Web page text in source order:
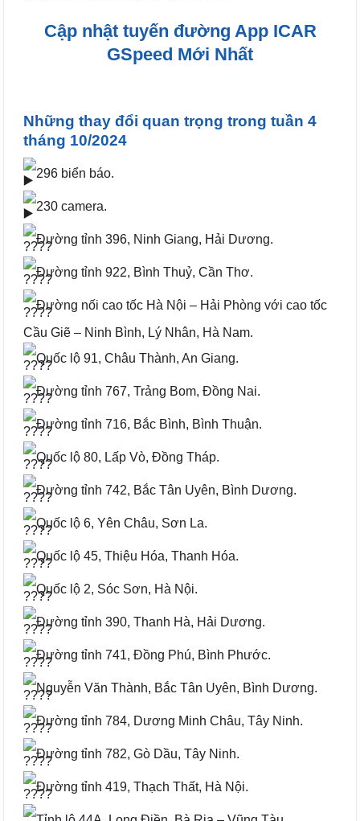
Cập nhật tuyến đường App ICAR
GSpeed Mới Nhất
Những thay đổi quan trọng trong tuần 4
tháng 10/2024
296 biển báo.
230 camera.
Đường tỉnh 396, Ninh Giang, Hải Dương.
Đường tỉnh 922, Bình Thuỷ, Cần Thơ.
Đường nối cao tốc Hà Nội – Hải Phòng với cao tốc
Cầu Giẽ – Ninh Bình, Lý Nhân, Hà Nam.
Quốc lộ 91, Châu Thành, An Giang.
Đường tỉnh 767, Trảng Bom, Đồng Nai.
Đường tỉnh 716, Bắc Bình, Bình Thuận.
Quốc lộ 80, Lấp Vò, Đồng Tháp.
Đường tỉnh 742, Bắc Tân Uyên, Bình Dương.
Quốc lộ 6, Yên Châu, Sơn La.
Quốc lộ 45, Thiệu Hóa, Thanh Hóa.
Quốc lộ 2, Sóc Sơn, Hà Nội.
Đường tỉnh 390, Thanh Hà, Hải Dương.
Đường tỉnh 741, Đồng Phú, Bình Phước.
Nguyễn Văn Thành, Bắc Tân Uyên, Bình Dương.
Đường tỉnh 784, Dương Minh Châu, Tây Ninh.
Đường tỉnh 782, Gò Dầu, Tây Ninh.
Đường tỉnh 419, Thạch Thất, Hà Nội.